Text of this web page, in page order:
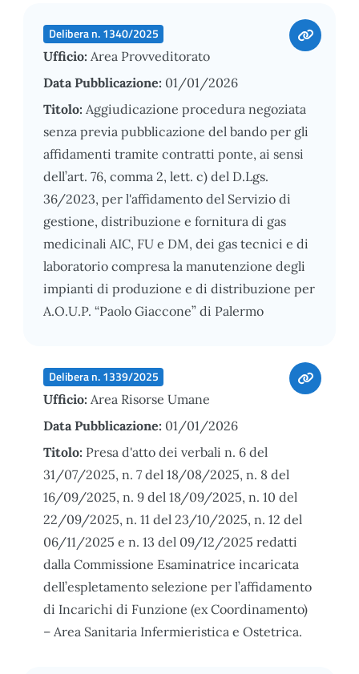
Delibera n. 1340/2025
Ufficio: Area Provveditorato
Data Pubblicazione: 01/01/2026
Titolo: Aggiudicazione procedura negoziata
senza previa pubblicazione del bando per gli
affidamenti tramite contratti ponte, ai sensi
dell’art. 76, comma 2, lett. c) del D.Lgs.
36/2023, per l'affidamento del Servizio di
gestione, distribuzione e fornitura di gas
medicinali AIC, FU e DM, dei gas tecnici e di
laboratorio compresa la manutenzione degli
impianti di produzione e di distribuzione per
A.O.U.P. “Paolo Giaccone” di Palermo
Delibera n. 1339/2025
Ufficio: Area Risorse Umane
Data Pubblicazione: 01/01/2026
Titolo: Presa d'atto dei verbali n. 6 del
31/07/2025, n. 7 del 18/08/2025, n. 8 del
16/09/2025, n. 9 del 18/09/2025, n. 10 del
22/09/2025, n. 11 del 23/10/2025, n. 12 del
06/11/2025 e n. 13 del 09/12/2025 redatti
dalla Commissione Esaminatrice incaricata
dell’espletamento selezione per l’affidamento
di Incarichi di Funzione (ex Coordinamento)
– Area Sanitaria Infermieristica e Ostetrica.